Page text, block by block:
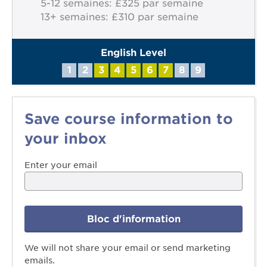
5-12 semaines: £325 par semaine
13+ semaines: £310 par semaine
English Level
1
2 3 4 5 6 7 8 9
Save course information to
your inbox
Enter your email
Bloc d'information
We will not share your email or send marketing
emails.